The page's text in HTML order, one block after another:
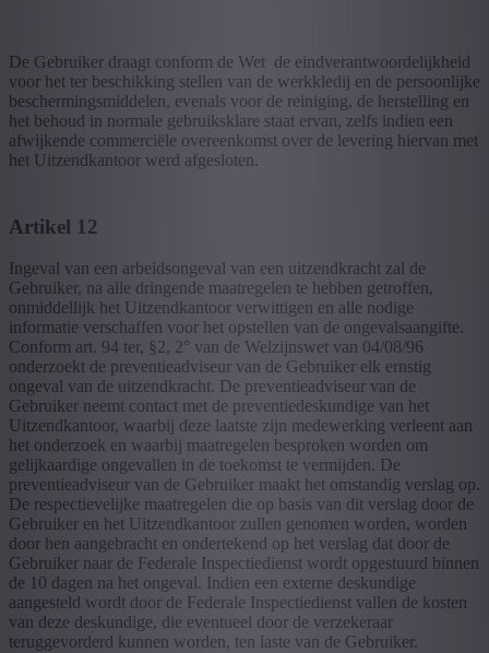
De Gebruiker draagt conform de Wet de eindverantwoordelijkheid
voor het ter beschikking stellen van de werkkledij en de persoonlijke
beschermingsmiddelen, evenals voor de reiniging, de herstelling en
het behoud in normale gebruiksklare staat ervan, zelfs indien een
afwijkende commerciële overeenkomst over de levering hiervan met
het Uitzendkantoor werd afgesloten.
Artikel 12
Ingeval van een arbeidsongeval van een uitzendkracht zal de
Gebruiker, na alle dringende maatregelen te hebben getroffen,
onmiddellijk het Uitzendkantoor verwittigen en alle nodige
informatie verschaffen voor het opstellen van de ongevalsaangifte.
Conform art. 94 ter, §2, 2° van de Welzijnswet van 04/08/96
onderzoekt de preventieadviseur van de Gebruiker elk ernstig
ongeval van de uitzendkracht. De preventieadviseur van de
Gebruiker neemt contact met de preventiedeskundige van het
Uitzendkantoor, waarbij deze laatste zijn medewerking verleent aan
het onderzoek en waarbij maatregelen besproken worden om
gelijkaardige ongevallen in de toekomst te vermijden. De
preventieadviseur van de Gebruiker maakt het omstandig verslag op.
De respectievelijke maatregelen die op basis van dit verslag door de
Gebruiker en het Uitzendkantoor zullen genomen worden, worden
door hen aangebracht en ondertekend op het verslag dat door de
Gebruiker naar de Federale Inspectiedienst wordt opgestuurd binnen
de 10 dagen na het ongeval. Indien een externe deskundige
aangesteld wordt door de Federale Inspectiedienst vallen de kosten
van deze deskundige, die eventueel door de verzekeraar
teruggevorderd kunnen worden, ten laste van de Gebruiker.